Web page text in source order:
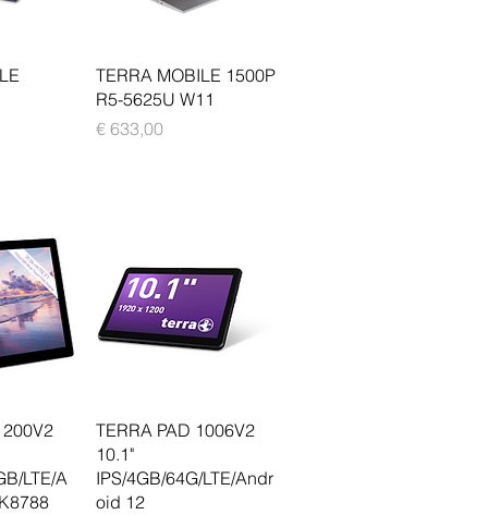
Schnellansicht
TERRA MOBILE 1500P
R5-5625U W11
Preis
€ 633,00
LTE/A
Schnellansicht
TERRA PAD 1006V2
10.1"
IPS/4GB/64G/LTE/Andr
oid 12